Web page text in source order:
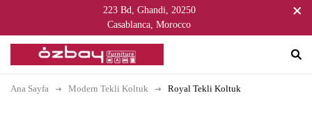
223 Bd, Ghandi, 20250
Casablanca, Morocco
Ana Sayfa Modern Tekli Koltuk Royal Tekli Koltuk